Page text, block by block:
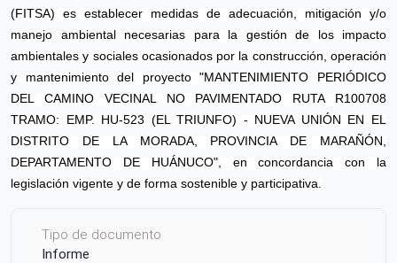
(FITSA) es establecer medidas de adecuación, mitigación y/o
manejo ambiental necesarias para la gestión de los impacto
ambientales y sociales ocasionados por la construcción, operación
y mantenimiento del proyecto "MANTENIMIENTO PERIÓDICO
DEL CAMINO VECINAL NO PAVIMENTADO RUTA R100708
TRAMO: EMP. HU-523 (EL TRIUNFO) - NUEVA UNIÓN EN EL
DISTRITO DE LA MORADA, PROVINCIA DE MARAÑÓN,
DEPARTAMENTO DE HUÁNUCO", en concordancia con la
legislación vigente y de forma sostenible y participativa.
Tipo de documento
Informe